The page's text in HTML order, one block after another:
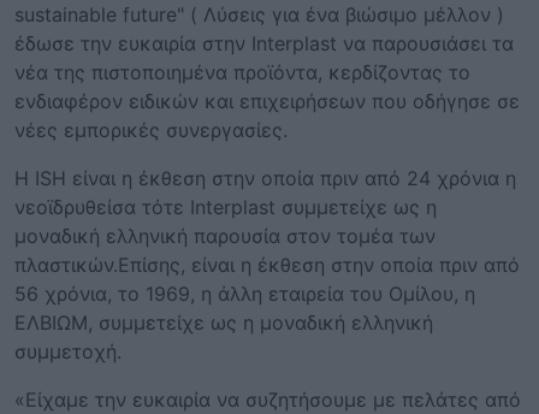
sustainable future" ( Λύσεις για ένα βιώσιμο μέλλον )
έδωσε την ευκαιρία στην Interplast να παρουσιάσει τα
νέα της πιστοποιημένα προϊόντα, κερδίζοντας το
ενδιαφέρον ειδικών και επιχειρήσεων που οδήγησε σε
νέες εμπορικές συνεργασίες.
Η ISH είναι η έκθεση στην οποία πριν από 24 χρόνια η
νεοϊδρυθείσα τότε Interplast συμμετείχε ως η
μοναδική ελληνική παρουσία στον τομέα των
πλαστικών.Επίσης, είναι η έκθεση στην οποία πριν από
56 χρόνια, το 1969, η άλλη εταιρεία του Ομίλου, η
ΕΛΒΙΩΜ, συμμετείχε ως η μοναδική ελληνική
συμμετοχή.
«Είχαμε την ευκαιρία να συζητήσουμε με πελάτες από